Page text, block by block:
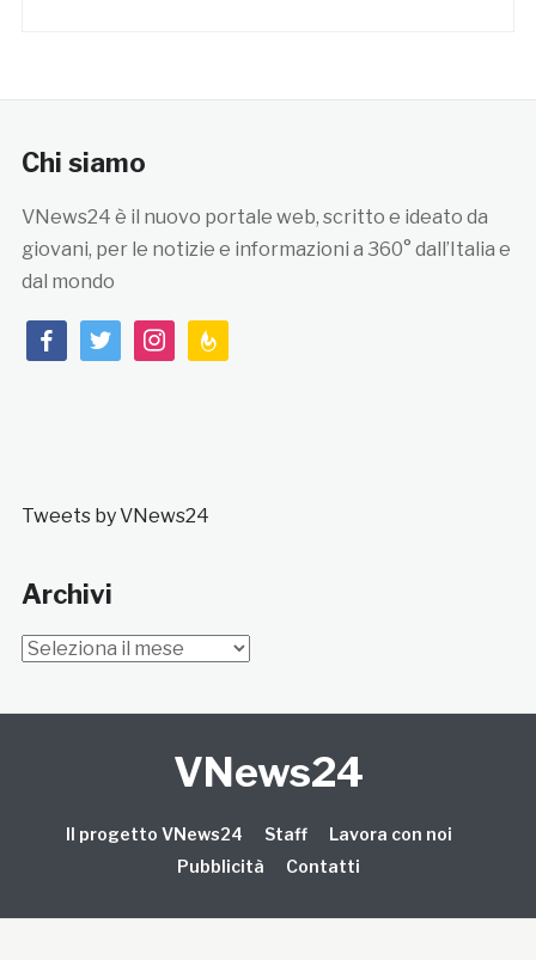
Chi siamo
VNews24 è il nuovo portale web, scritto e ideato da
giovani, per le notizie e informazioni a 360° dall’Italia e
dal mondo
facebooktwitterinstagramfeedburner
Tweets by VNews24
Archivi
Archivi
VNews24
Il progetto VNews24 Staff
Lavora con noi
Pubblicità
Contatti